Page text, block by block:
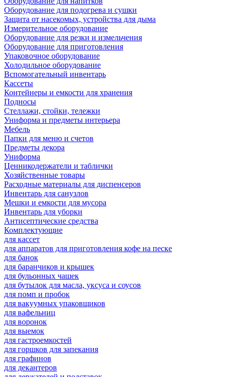
Оборудование для подогрева и сушки
Защита от насекомых, устройства для дыма
Измерительное оборудование
Оборудование для резки и измельчения
Оборудование для приготовления
Упаковочное оборудование
Холодильное оборудование
Вспомогательный инвентарь
Кассеты
Контейнеры и емкости для хранения
Подносы
Стеллажи, стойки, тележки
Униформа и предметы интерьера
Мебель
Папки для меню и счетов
Предметы декора
Униформа
Ценникодержатели и таблички
Хозяйственные товары
Расходные материалы для диспенсеров
Инвентарь для санузлов
Мешки и емкости для мусора
Инвентарь для уборки
Антисептические средства
Комплектующие
для кассет
для аппаратов для приготовления кофе на песке
для банок
для баранчиков и крышек
для бульонных чашек
для бутылок для масла, уксуса и соусов
для помп и пробок
для вакуумных упаковщиков
для вафельниц
для воронок
для выемок
для гастроемкостей
для горшков для запекания
для графинов
для декантеров